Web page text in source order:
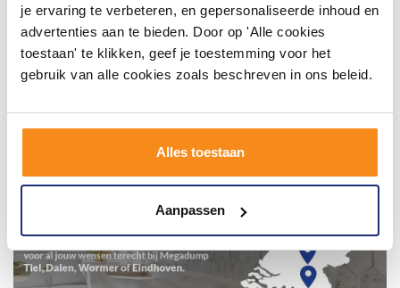
je ervaring te verbeteren, en gepersonaliseerde inhoud en
advertenties aan te bieden. Door op 'Alle cookies
toestaan' te klikken, geef je toestemming voor het
gebruik van alle cookies zoals beschreven in ons beleid.
Alles toestaan
Aanpassen